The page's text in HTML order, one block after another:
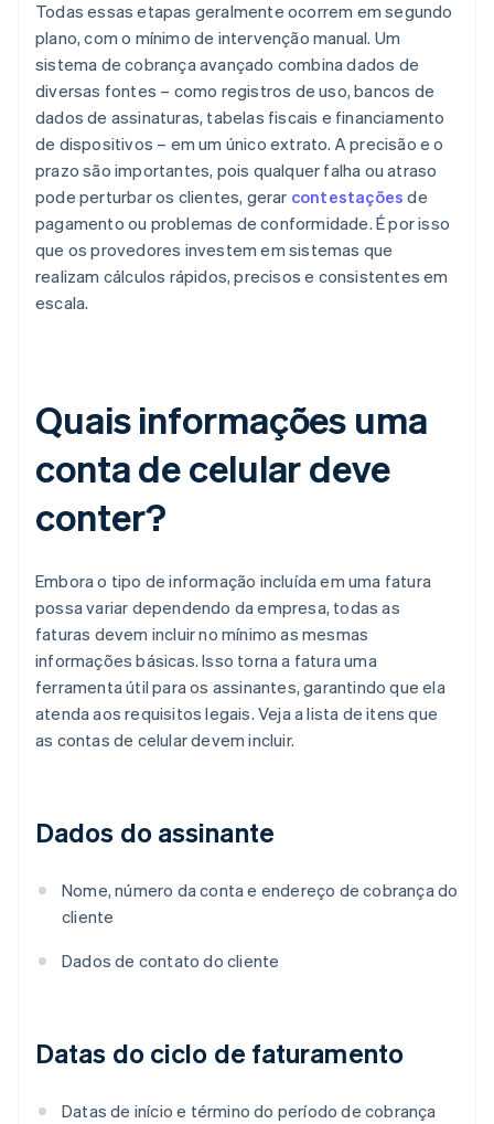
Todas essas etapas geralmente ocorrem em segundo
plano, com o mínimo de intervenção manual. Um
sistema de cobrança avançado combina dados de
diversas fontes – como registros de uso, bancos de
dados de assinaturas, tabelas fiscais e financiamento
de dispositivos – em um único extrato. A precisão e o
prazo são importantes, pois qualquer falha ou atraso
pode perturbar os clientes, gerar contestações de
pagamento ou problemas de conformidade. É por isso
que os provedores investem em sistemas que
realizam cálculos rápidos, precisos e consistentes em
escala.
Quais informações uma
conta de celular deve
conter?
Embora o tipo de informação incluída em uma fatura
possa variar dependendo da empresa, todas as
faturas devem incluir no mínimo as mesmas
informações básicas. Isso torna a fatura uma
ferramenta útil para os assinantes, garantindo que ela
atenda aos requisitos legais. Veja a lista de itens que
as contas de celular devem incluir.
Dados do assinante
Nome, número da conta e endereço de cobrança do
cliente
Dados de contato do cliente
Datas do ciclo de faturamento
Datas de início e término do período de cobrança